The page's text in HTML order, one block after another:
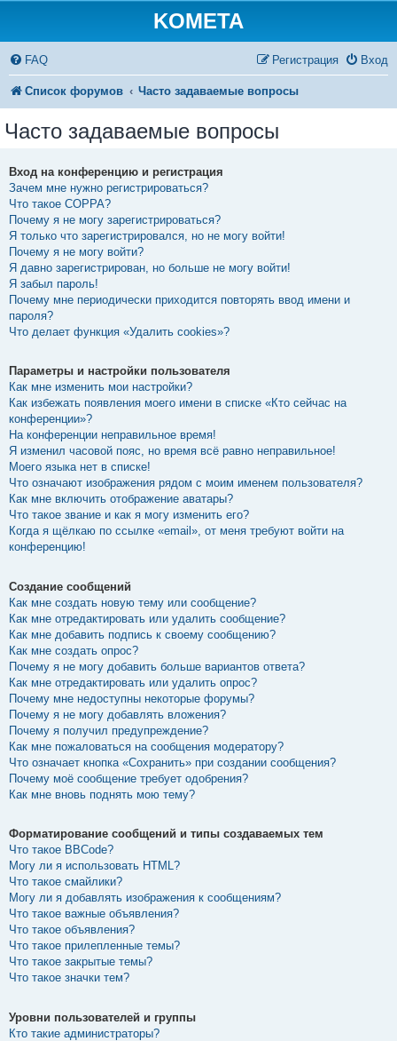
KOMETA
FAQ Вход
Регистрация
Список форумов Часто задаваемые вопросы
Часто задаваемые вопросы
Вход на конференцию и регистрация
Зачем мне нужно регистрироваться?
Что такое COPPA?
Почему я не могу зарегистрироваться?
Я только что зарегистрировался, но не могу войти!
Почему я не могу войти?
Я давно зарегистрирован, но больше не могу войти!
Я забыл пароль!
Почему мне периодически приходится повторять ввод имени и
пароля?
Что делает функция «Удалить cookies»?
Параметры и настройки пользователя
Как мне изменить мои настройки?
Как избежать появления моего имени в списке «Кто сейчас на
конференции»?
На конференции неправильное время!
Я изменил часовой пояс, но время всё равно неправильное!
Моего языка нет в списке!
Что означают изображения рядом с моим именем пользователя?
Как мне включить отображение аватары?
Что такое звание и как я могу изменить его?
Когда я щёлкаю по ссылке «email», от меня требуют войти на
конференцию!
Создание сообщений
Как мне создать новую тему или сообщение?
Как мне отредактировать или удалить сообщение?
Как мне добавить подпись к своему сообщению?
Как мне создать опрос?
Почему я не могу добавить больше вариантов ответа?
Как мне отредактировать или удалить опрос?
Почему мне недоступны некоторые форумы?
Почему я не могу добавлять вложения?
Почему я получил предупреждение?
Как мне пожаловаться на сообщения модератору?
Что означает кнопка «Сохранить» при создании сообщения?
Почему моё сообщение требует одобрения?
Как мне вновь поднять мою тему?
Форматирование сообщений и типы создаваемых тем
Что такое BBCode?
Могу ли я использовать HTML?
Что такое смайлики?
Могу ли я добавлять изображения к сообщениям?
Что такое важные объявления?
Что такое объявления?
Что такое прилепленные темы?
Что такое закрытые темы?
Что такое значки тем?
Уровни пользователей и группы
Кто такие администраторы?